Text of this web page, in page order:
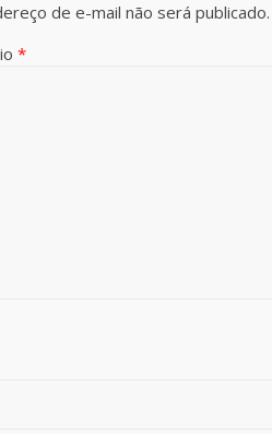
de e-mail não será publicado.
*